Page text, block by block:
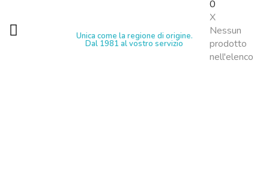
Unica come la regione di origine.
Dal 1981 al vostro servizio
0
X
Nessun
prodotto
nell'elenco